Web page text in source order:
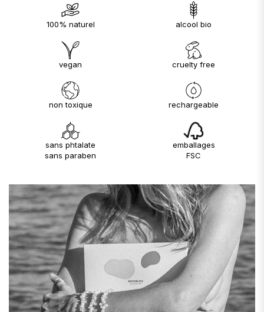
100% naturel alcool bio
vegan cruelty free
non toxique rechargeable
sans phtalate
sans paraben
emballages
FSC